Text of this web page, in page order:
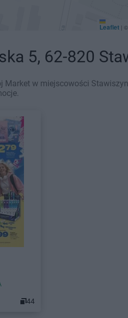
Leaflet | ©
5, 62-820
w miejscowości
44